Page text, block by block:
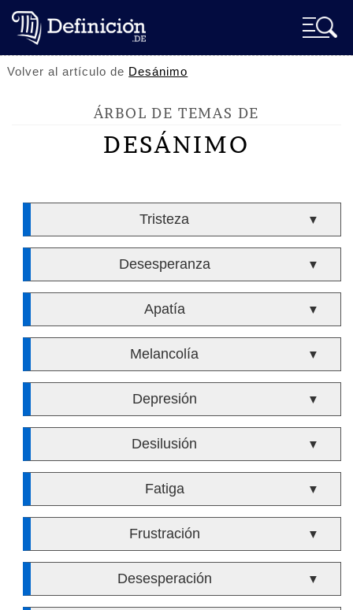
Volver al artículo de Desánimo
ÁRBOL DE TEMAS DE
DESÁNIMO
Tristeza ▼
Desesperanza ▼
Apatía ▼
Melancolía ▼
Depresión ▼
Desilusión ▼
Fatiga ▼
Frustración ▼
Desesperación ▼